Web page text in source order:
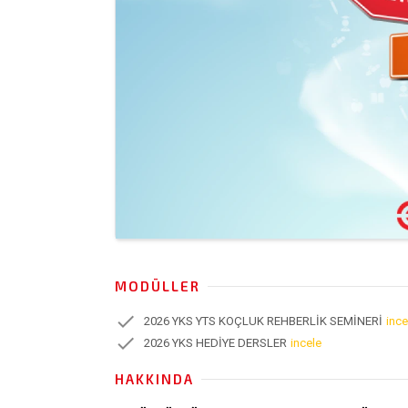
MODÜLLER
check 2026 YKS YTS KOÇLUK REHBERLİK SEMİNERİ
check 2026 YKS HEDİYE DERSLER incele
HAKKINDA